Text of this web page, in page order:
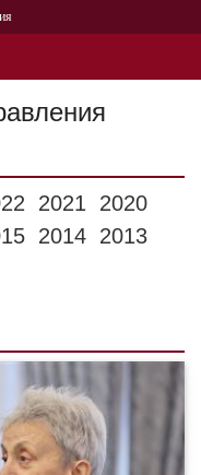
СтруктураПерсоналии
2021
2020
2014 2013